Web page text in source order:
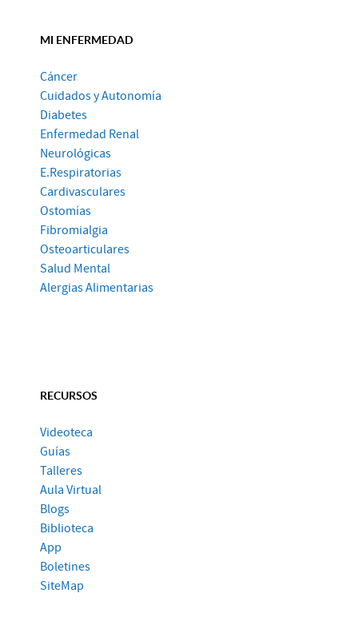
MI ENFERMEDAD
Cáncer
Cuidados y Autonomía
Diabetes
Enfermedad Renal
Neurológicas
E.Respiratorias
Cardivasculares
Ostomías
Fibromialgia
Osteoarticulares
Salud Mental
Alergias Alimentarias
RECURSOS
Videoteca
Guías
Talleres
Aula Virtual
Blogs
Biblioteca
App
Boletines
SiteMap